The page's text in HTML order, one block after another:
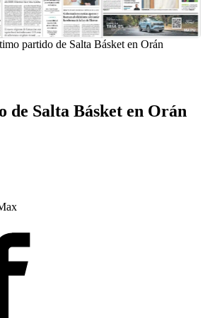
partido de Salta Básket en Orán
Salta Básket en Orán